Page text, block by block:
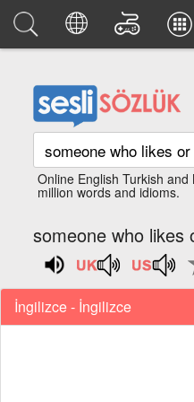
Online English Turkish
million words and idioms.
someone who likes
İngilizce - İngilizce